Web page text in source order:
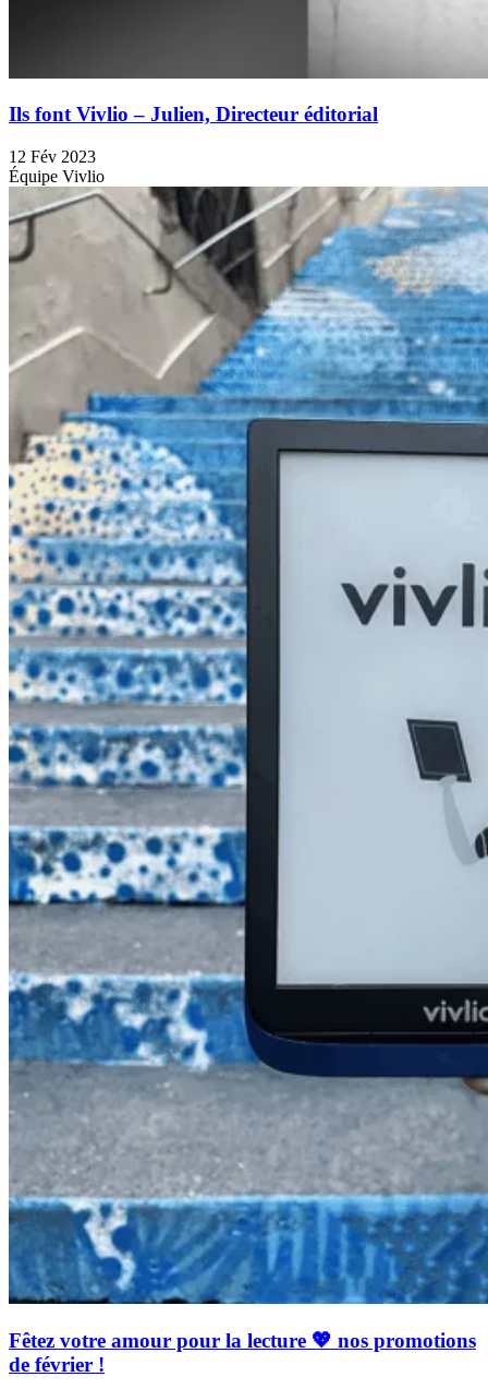
Ils font Vivlio – Julien, Directeur éditorial
12 Fév 2023
Équipe Vivlio
Fêtez votre amour pour la lecture 💖 nos promotions
de février !